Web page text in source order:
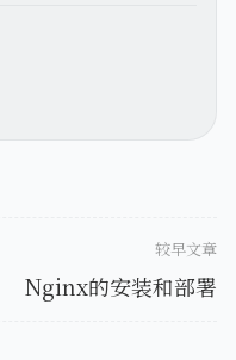
较早文章
Nginx的安装和部署